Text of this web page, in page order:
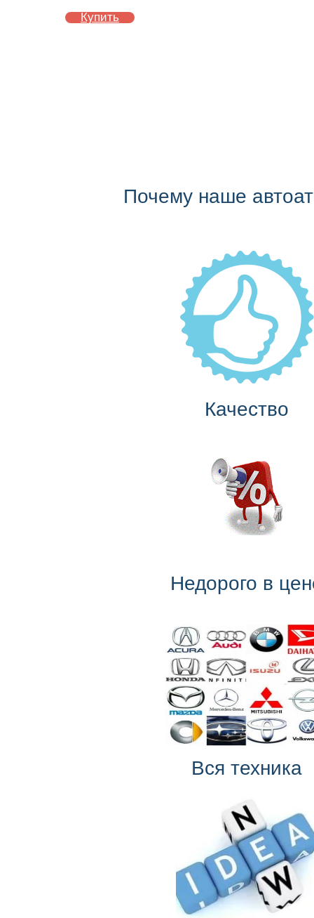
Купить
Почему наше
Качество
Недорого в
Вся техника